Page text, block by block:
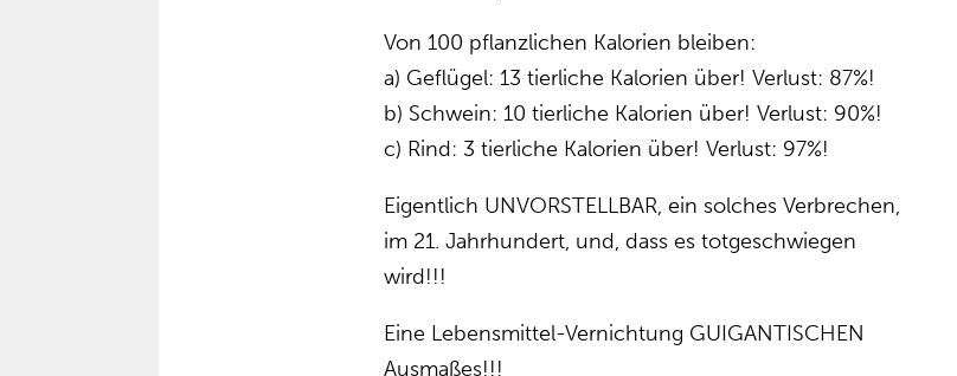
Von 100 pflanzlichen Kalorien bleiben:
a) Geflügel: 13 tierliche Kalorien über! Verlust: 87%!
b) Schwein: 10 tierliche Kalorien über! Verlust: 90%!
c) Rind: 3 tierliche Kalorien über! Verlust: 97%!
Eigentlich UNVORSTELLBAR, ein solches Verbrechen,
im 21. Jahrhundert, und, dass es totgeschwiegen
wird!!!
Eine Lebensmittel-Vernichtung GUIGANTISCHEN
Ausmaßes!!!